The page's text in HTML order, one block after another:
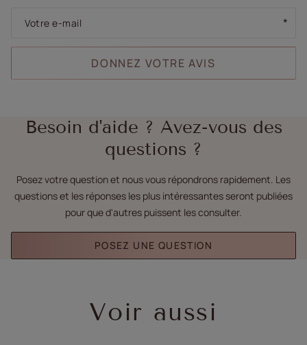
Votre e-mail
DONNEZ VOTRE AVIS
Besoin d'aide ? Avez-vous des
questions ?
Posez votre question et nous vous répondrons rapidement. Les
questions et les réponses les plus intéressantes seront publiées
pour que d'autres puissent les consulter.
POSEZ UNE QUESTION
Voir aussi